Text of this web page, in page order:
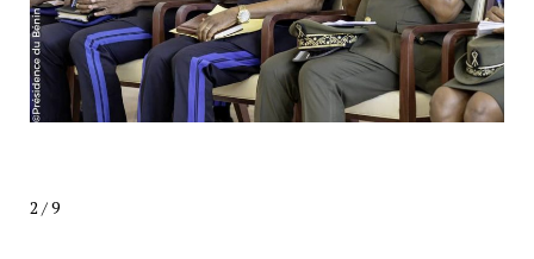
3 / 9